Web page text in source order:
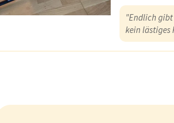
"Endlich
kein lästiges